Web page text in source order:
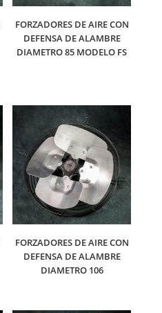
FORZADORES DE AIRE CON
DEFENSA DE ALAMBRE
DIAMETRO 85 MODELO FS
FORZADORES DE AIRE CON
DEFENSA DE ALAMBRE
DIAMETRO 106